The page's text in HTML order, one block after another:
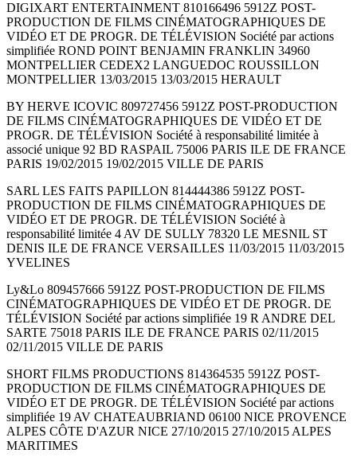
DIGIXART ENTERTAINMENT 810166496 5912Z POST-
PRODUCTION DE FILMS CINÉMATOGRAPHIQUES DE
VIDÉO ET DE PROGR. DE TÉLÉVISION Société par actions
simplifiée ROND POINT BENJAMIN FRANKLIN 34960
MONTPELLIER CEDEX2 LANGUEDOC ROUSSILLON
MONTPELLIER 13/03/2015 13/03/2015 HERAULT
BY HERVE ICOVIC 809727456 5912Z POST-PRODUCTION
DE FILMS CINÉMATOGRAPHIQUES DE VIDÉO ET DE
PROGR. DE TÉLÉVISION Société à responsabilité limitée à
associé unique 92 BD RASPAIL 75006 PARIS ILE DE FRANCE
PARIS 19/02/2015 19/02/2015 VILLE DE PARIS
SARL LES FAITS PAPILLON 814444386 5912Z POST-
PRODUCTION DE FILMS CINÉMATOGRAPHIQUES DE
VIDÉO ET DE PROGR. DE TÉLÉVISION Société à
responsabilité limitée 4 AV DE SULLY 78320 LE MESNIL ST
DENIS ILE DE FRANCE VERSAILLES 11/03/2015 11/03/2015
YVELINES
Ly&Lo 809457666 5912Z POST-PRODUCTION DE FILMS
CINÉMATOGRAPHIQUES DE VIDÉO ET DE PROGR. DE
TÉLÉVISION Société par actions simplifiée 19 R ANDRE DEL
SARTE 75018 PARIS ILE DE FRANCE PARIS 02/11/2015
02/11/2015 VILLE DE PARIS
SHORT FILMS PRODUCTIONS 814364535 5912Z POST-
PRODUCTION DE FILMS CINÉMATOGRAPHIQUES DE
VIDÉO ET DE PROGR. DE TÉLÉVISION Société par actions
simplifiée 19 AV CHATEAUBRIAND 06100 NICE PROVENCE
ALPES CÔTE D'AZUR NICE 27/10/2015 27/10/2015 ALPES
MARITIMES